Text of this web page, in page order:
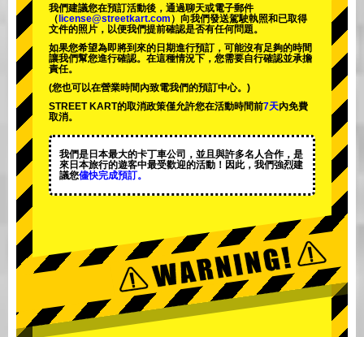
我們建議您在預訂活動後，通過聊天或電子郵件
（ license@streetkart.com ）向我們發送駕駛執照和已取得
文件的照片，以便我們提前確認是否有任何問題。
如果您希望為即將到來的日期進行預訂，可能沒有足夠的時間
讓我們幫您進行確認。在這種情況下，您需要自行確認並承擔
責任。
(您也可以在營業時間內致電我們的預訂中心。)
STREET KART的取消政策僅允許您在活動時間前7天內免費
取消。
我們是日本最大的卡丁車公司，並且與許多名人合作，是
來日本旅行的遊客中最受歡迎的活動 ！因此，我們強烈建
議您儘快完成預訂。